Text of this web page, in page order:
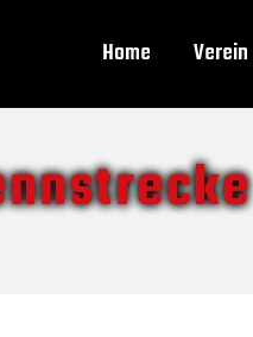
Home Verein